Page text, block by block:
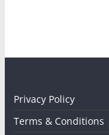
Privacy Policy
Terms & Conditions